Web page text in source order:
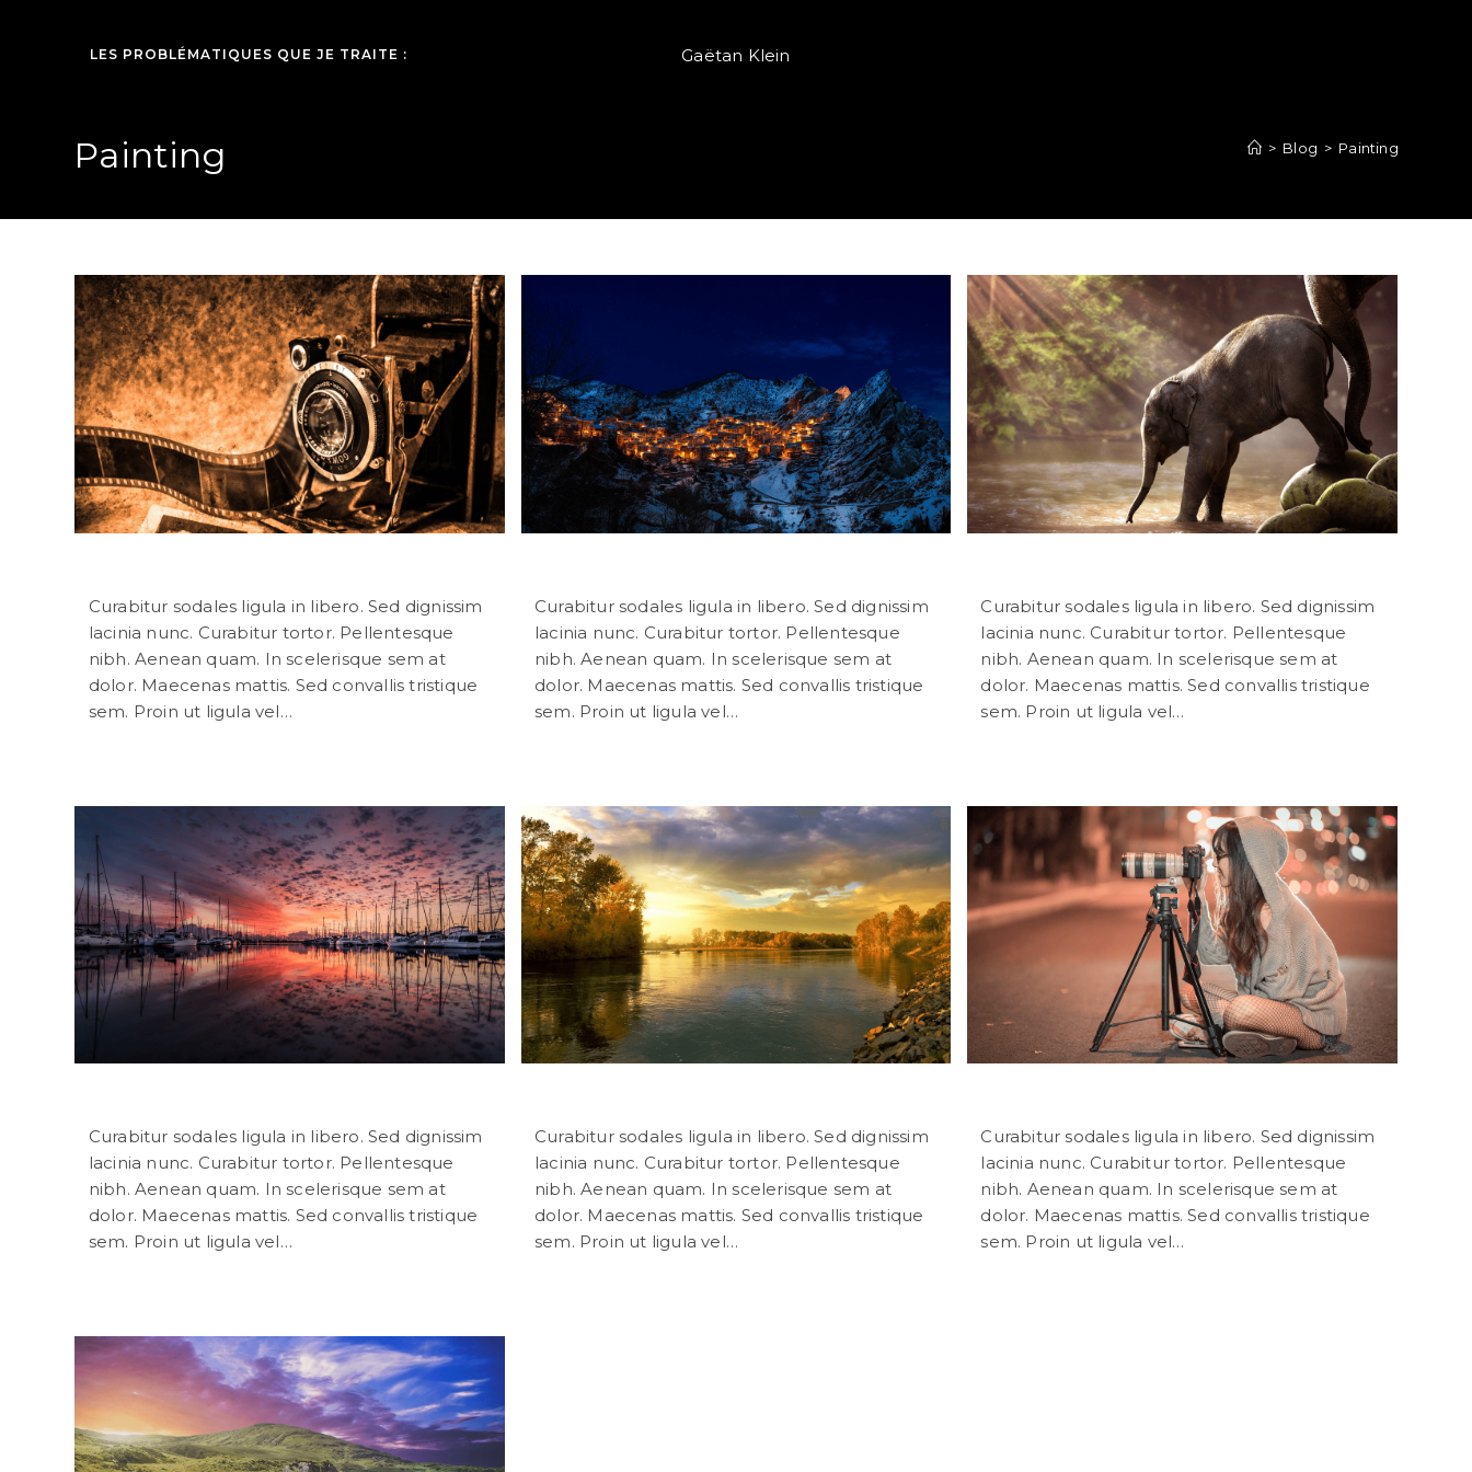
LES PROBLÉMATIQUES QUE JE TRAITE : Gaëtan Klein
Painting > Blog > Painting
Curabitur sodales ligula in libero. Sed dignissim
lacinia nunc. Curabitur tortor. Pellentesque
nibh. Aenean quam. In scelerisque sem at
dolor. Maecenas mattis. Sed convallis tristique
sem. Proin ut ligula vel…
Curabitur sodales ligula in libero. Sed dignissim
lacinia nunc. Curabitur tortor. Pellentesque
nibh. Aenean quam. In scelerisque sem at
dolor. Maecenas mattis. Sed convallis tristique
sem. Proin ut ligula vel…
Curabitur sodales ligula in libero. Sed dignissim
lacinia nunc. Curabitur tortor. Pellentesque
nibh. Aenean quam. In scelerisque sem at
dolor. Maecenas mattis. Sed convallis tristique
sem. Proin ut ligula vel…
Curabitur sodales ligula in libero. Sed dignissim
lacinia nunc. Curabitur tortor. Pellentesque
nibh. Aenean quam. In scelerisque sem at
dolor. Maecenas mattis. Sed convallis tristique
sem. Proin ut ligula vel…
Curabitur sodales ligula in libero. Sed dignissim
lacinia nunc. Curabitur tortor. Pellentesque
nibh. Aenean quam. In scelerisque sem at
dolor. Maecenas mattis. Sed convallis tristique
sem. Proin ut ligula vel…
Curabitur sodales ligula in libero. Sed dignissim
lacinia nunc. Curabitur tortor. Pellentesque
nibh. Aenean quam. In scelerisque sem at
dolor. Maecenas mattis. Sed convallis tristique
sem. Proin ut ligula vel…